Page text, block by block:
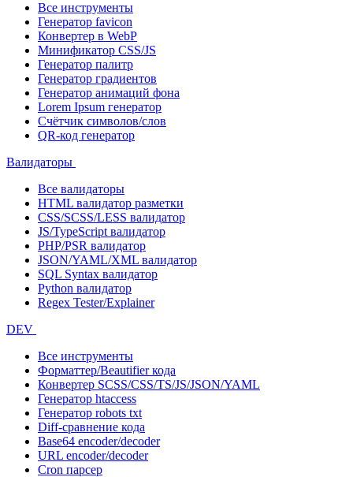
Все инструменты
Генератор favicon
Конвертер в WebP
Минификатор CSS/JS
Генератор палитр
Генератор градиентов
Генератор анимаций фона
Lorem Ipsum генератор
Счётчик символов/слов
QR-код генератор
Валидаторы
Все валидаторы
HTML валидатор разметки
CSS/SCSS/LESS валидатор
JS/TypeScript валидатор
PHP/PSR валидатор
JSON/YAML/XML валидатор
SQL Syntax валидатор
Python валидатор
Regex Tester/Explainer
DEV
Все инструменты
Форматтер/Beautifier кода
Конвертер SCSS/CSS/TS/JS/JSON/YAML
Генератор htaccess
Генератор robots txt
Diff-сравнение кода
Base64 encoder/decoder
URL encoder/decoder
Cron парсер